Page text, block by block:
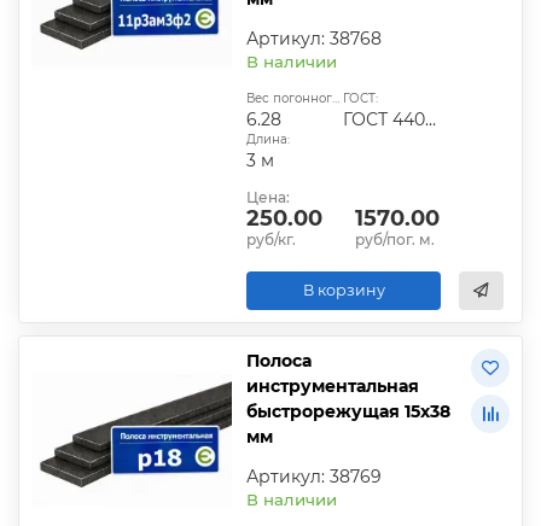
Артикул: 38768
В наличии
Вес погонного метра, кг:
6.28
ГОСТ:
ГОСТ 4405-75
Длина:
3 м
Цена:
250.00
руб/кг.
1570.00
руб/пог. м.
В корзину
Полоса
инструментальная
быстрорежущая 15х38
мм
Артикул: 38769
В наличии